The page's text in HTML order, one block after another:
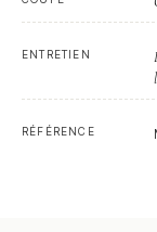
ENTRETIEN
RÉFÉRENCE